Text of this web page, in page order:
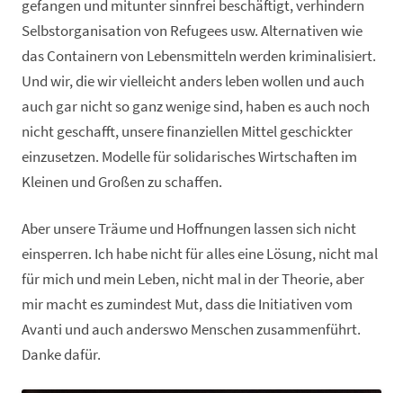
gefangen und mitunter sinnfrei beschäftigt, verhindern
Selbstorganisation von Refugees usw. Alternativen wie
das Containern von Lebensmitteln werden kriminalisiert.
Und wir, die wir vielleicht anders leben wollen und auch
auch gar nicht so ganz wenige sind, haben es auch noch
nicht geschafft, unsere finanziellen Mittel geschickter
einzusetzen. Modelle für solidarisches Wirtschaften im
Kleinen und Großen zu schaffen.
Aber unsere Träume und Hoffnungen lassen sich nicht
einsperren. Ich habe nicht für alles eine Lösung, nicht mal
für mich und mein Leben, nicht mal in der Theorie, aber
mir macht es zumindest Mut, dass die Initiativen vom
Avanti und auch anderswo Menschen zusammenführt.
Danke dafür.